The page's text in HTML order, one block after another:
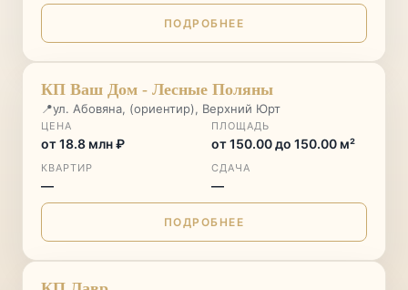
ПОДРОБНЕЕ
ДОМ СДАН
КП Ваш Дом - Лесные Поляны
📍ул. Абовяна, (ориентир), Верхний Юрт
ЦЕНА
от 18.8 млн ₽
ПЛОЩАДЬ
от 150.00 до 150.00 м²
КВАРТИР
—
СДАЧА
—
ПОДРОБНЕЕ
СТАРТ ПРОДАЖ